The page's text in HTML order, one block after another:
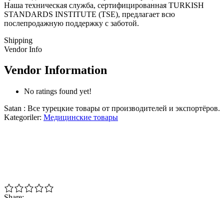
Наша техническая служба, сертифицированная TURKISH
STANDARDS INSTITUTE (TSE), предлагает всю
послепродажную поддержку с заботой.
Shipping
Vendor Info
Vendor Information
No ratings found yet!
Satan : Все турецкие товары от производителей и экспортёров.
Kategoriler: Медицинские товары